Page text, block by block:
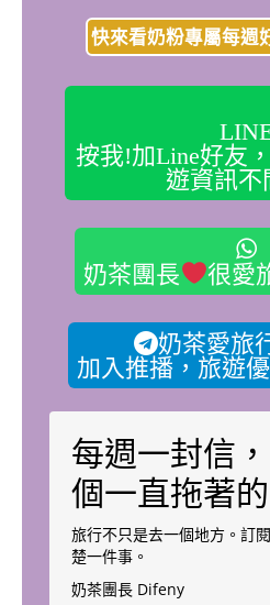
快來看奶粉專屬每週
按我!加Line好友
遊資訊不
奶茶團長 很愛
奶茶愛旅
加入推播，旅遊
每週一封信
個一直拖著
旅行不只是去一個地方。訂
楚一件事。
奶茶團長 Difeny